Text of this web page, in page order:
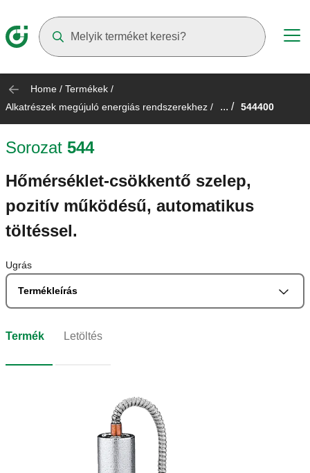
Home / Termékek /
Alkatrészek megújuló energiás rendszerekhez / ... / 544400
Sorozat 544
Hőmérséklet-csökkentő szelep,
pozitív működésű, automatikus
töltéssel.
Ugrás
Termékleírás
Termék Letöltés